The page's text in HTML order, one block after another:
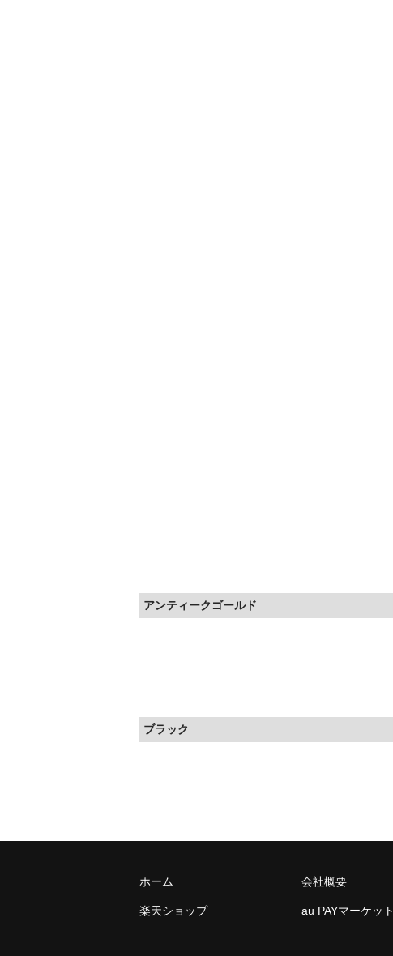
アンティークゴールド
ブラック
ホーム 会社概要
楽天ショップ au PAYマーケット